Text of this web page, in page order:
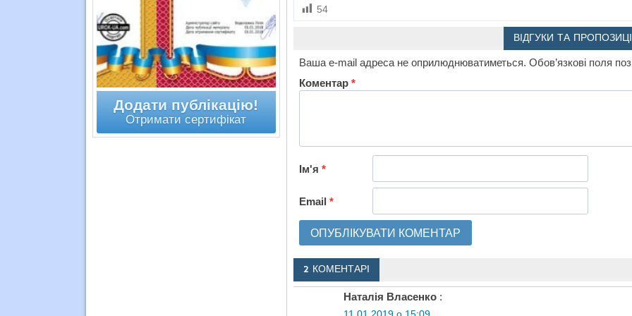
54
ВІДГУКИ ТА
Ваша e-mail адреса не оприлюднюватиметься. Обов’язкові поля
Коментар *
Ім'я *
Email *
2 КОМЕНТАРІ
Наталія Власенко :
11.01.2019 о 15:09
Додати публікацію!
Отримати сертифікат